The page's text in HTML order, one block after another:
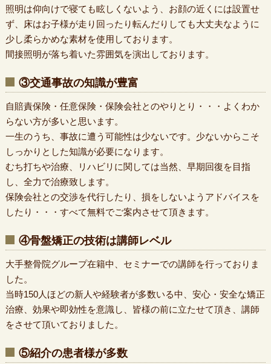
照明は仰向けで寝ても眩しくないよう、お顔の近くには設置せ
ず、床はお子様が走り回ったり転んだりしても大丈夫なように
少し柔らかめな素材を使用しております。
間接照明が落ち着いた雰囲気を演出しております。
③交通事故の知識が豊富
自賠責保険・任意保険・保険会社とのやりとり・・・よくわか
らない方が多いと思います。
一生のうち、事故に遭う可能性は少ないです。少ないからこそ
しっかりとした知識が必要になります。
むち打ちや治療、リハビリに関しては当然、早期回復を目指
し、全力で治療致します。
保険会社との交渉を代行したり、損をしないようアドバイスを
したり・・・すべて無料でご案内させて頂きます。
④骨盤矯正の技術は講師レベル
大手整骨院グループ在籍中、セミナーでの講師を行っておりま
した。
当時150人ほどの新人や経験者が多数いる中、安心・安全な矯正
治療、効果や即効性を意識し、皆様の前に立たせて頂き、講師
をさせて頂いておりました。
⑤紹介の患者様が多数